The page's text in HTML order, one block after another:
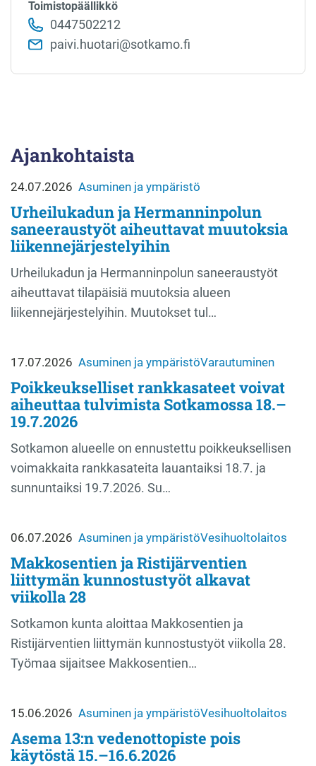
Toimistopäällikkö
0447502212
paivi.huotari@sotkamo.fi
Ajankohtaista
24.07.2026 Asuminen ja ympäristö
Urheilukadun ja Hermanninpolun
saneeraustyöt aiheuttavat muutoksia
liikennejärjestelyihin
Urheilukadun ja Hermanninpolun saneeraustyöt
aiheuttavat tilapäisiä muutoksia alueen
liikennejärjestelyihin. Muutokset tul…
17.07.2026 Asuminen ja ympäristöVarautuminen
Poikkeukselliset rankkasateet voivat
aiheuttaa tulvimista Sotkamossa 18.–
19.7.2026
Sotkamon alueelle on ennustettu poikkeuksellisen
voimakkaita rankkasateita lauantaiksi 18.7. ja
sunnuntaiksi 19.7.2026. Su…
06.07.2026 Asuminen ja ympäristöVesihuoltolaitos
Makkosentien ja Ristijärventien
liittymän kunnostustyöt alkavat
viikolla 28
Sotkamon kunta aloittaa Makkosentien ja
Ristijärventien liittymän kunnostustyöt viikolla 28.
Työmaa sijaitsee Makkosentien…
15.06.2026 Asuminen ja ympäristöVesihuoltolaitos
Asema 13:n vedenottopiste pois
käytöstä 15.–16.6.2026